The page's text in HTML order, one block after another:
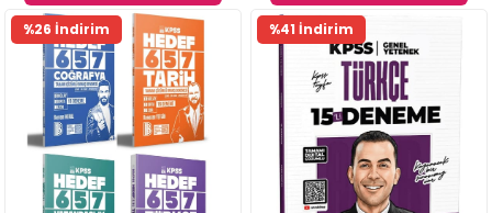
%26 İndirim %41 İndirim